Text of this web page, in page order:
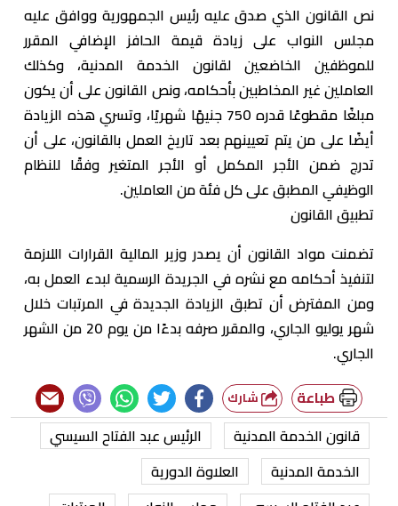
نص القانون الذي صدق عليه رئيس الجمهورية ووافق عليه
مجلس النواب على زيادة قيمة الحافز الإضافي المقرر
للموظفين الخاضعين لقانون الخدمة المدنية، وكذلك
العاملين غير المخاطبين بأحكامه، ونص القانون على أن يكون
مبلغًا مقطوعًا قدره 750 جنيهًا شهريًا، وتسري هذه الزيادة
أيضًا على من يتم تعيينهم بعد تاريخ العمل بالقانون، على أن
تدرج ضمن الأجر المكمل أو الأجر المتغير وفقًا للنظام
الوظيفي المطبق على كل فئة من العاملين.
تطبيق القانون
تضمنت مواد القانون أن يصدر وزير المالية القرارات اللازمة
لتنفيذ أحكامه مع نشره في الجريدة الرسمية لبدء العمل به،
ومن المفترض أن تطبق الزيادة الجديدة في المرتبات خلال
شهر يوليو الجاري، والمقرر صرفه بدءًا من يوم 20 من الشهر
الجاري.
طباعة
قانون الخدمة المدنية
الرئيس عبد الفتاح السيسي
الخدمة المدنية
العلاوة الدورية